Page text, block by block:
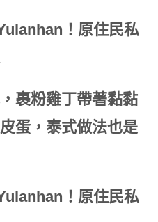
裹粉雞丁帶著黏黏
蛋，泰式做法也是